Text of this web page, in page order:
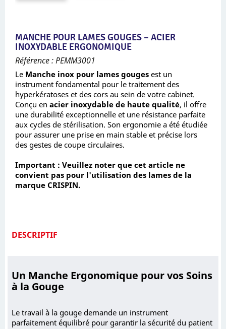
MANCHE POUR LAMES GOUGES – ACIER
INOXYDABLE ERGONOMIQUE
Référence : PEMM3001
Le Manche inox pour lames gouges est un
instrument fondamental pour le traitement des
hyperkératoses et des cors au sein de votre cabinet.
Conçu en acier inoxydable de haute qualité, il offre
une durabilité exceptionnelle et une résistance parfaite
aux cycles de stérilisation. Son ergonomie a été étudiée
pour assurer une prise en main stable et précise lors
des gestes de coupe circulaires.
Important : Veuillez noter que cet article ne
convient pas pour l'utilisation des lames de la
marque CRISPIN.
DESCRIPTIF
Un Manche Ergonomique pour vos Soins
à la Gouge
Le travail à la gouge demande un instrument
parfaitement équilibré pour garantir la sécurité du patient